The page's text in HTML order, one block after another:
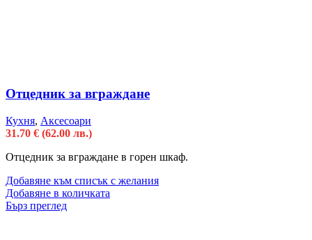
Отцедник за вграждане
Кухня, Аксесоари
31.70 € (62.00 лв.)
Отцедник за вграждане в горен шкаф.
Добавяне към списък с желания
Добавяне в количката
Бърз преглед